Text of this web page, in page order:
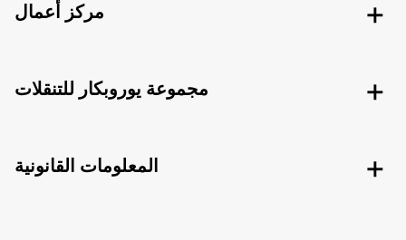
مركز أعمال
مجموعة يوروبكار للتنقلات
المعلومات القانونية